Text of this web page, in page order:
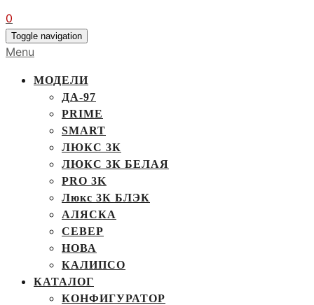
0
Toggle navigation
Menu
МОДЕЛИ
ДА-97
PRIME
SMART
ЛЮКС 3К
ЛЮКС 3К БЕЛАЯ
PRO 3K
Люкс 3К БЛЭК
АЛЯСКА
СЕВЕР
НОВА
КАЛИПСО
КАТАЛОГ
КОНФИГУРАТОР